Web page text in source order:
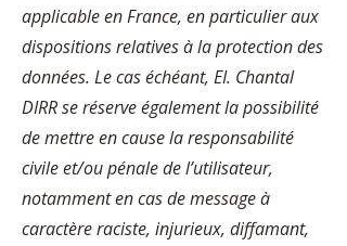
applicable en France, en particulier aux
dispositions relatives à la protection des
données. Le cas échéant, EI. Chantal
DIRR se réserve également la possibilité
de mettre en cause la responsabilité
civile et/ou pénale de l’utilisateur,
notamment en cas de message à
caractère raciste, injurieux, diffamant,